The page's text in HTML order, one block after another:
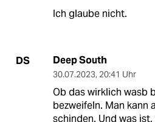
Ich glaube nicht.
DS Deep South
30.07.2023, 20:41 Uhr
Ob das wirklich wasb
bezweifeln. Man kann
schinden. Und was